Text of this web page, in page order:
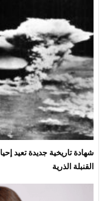
شهادة تاريخية جديدة تعيد
القنبلة الذرية